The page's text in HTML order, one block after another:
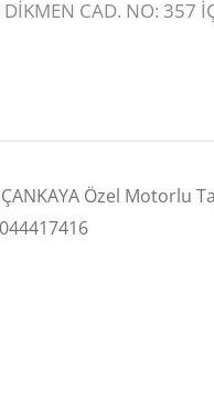
CAD. NO: 357
Özel Motorlu